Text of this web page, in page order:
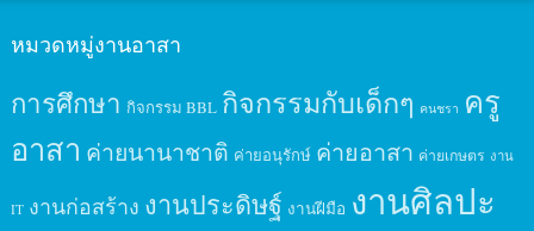
หมวดหมู่งานอาสา
การศึกษา กิจกรรม BBL กิจกรรมกับเด็กๆ คนชรา ครู
อาสา ค่ายนานาชาติ ค่ายอนุรักษ์ ค่ายอาสา ค่ายเกษตร งาน
IT งานก่อสร้าง งานประดิษฐ์ งานฝีมือ งานศิลปะ